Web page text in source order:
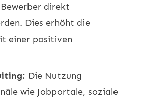
direkt
Dies erhöht die
einer positiven
Die Nutzung
wie Jobportale, soziale